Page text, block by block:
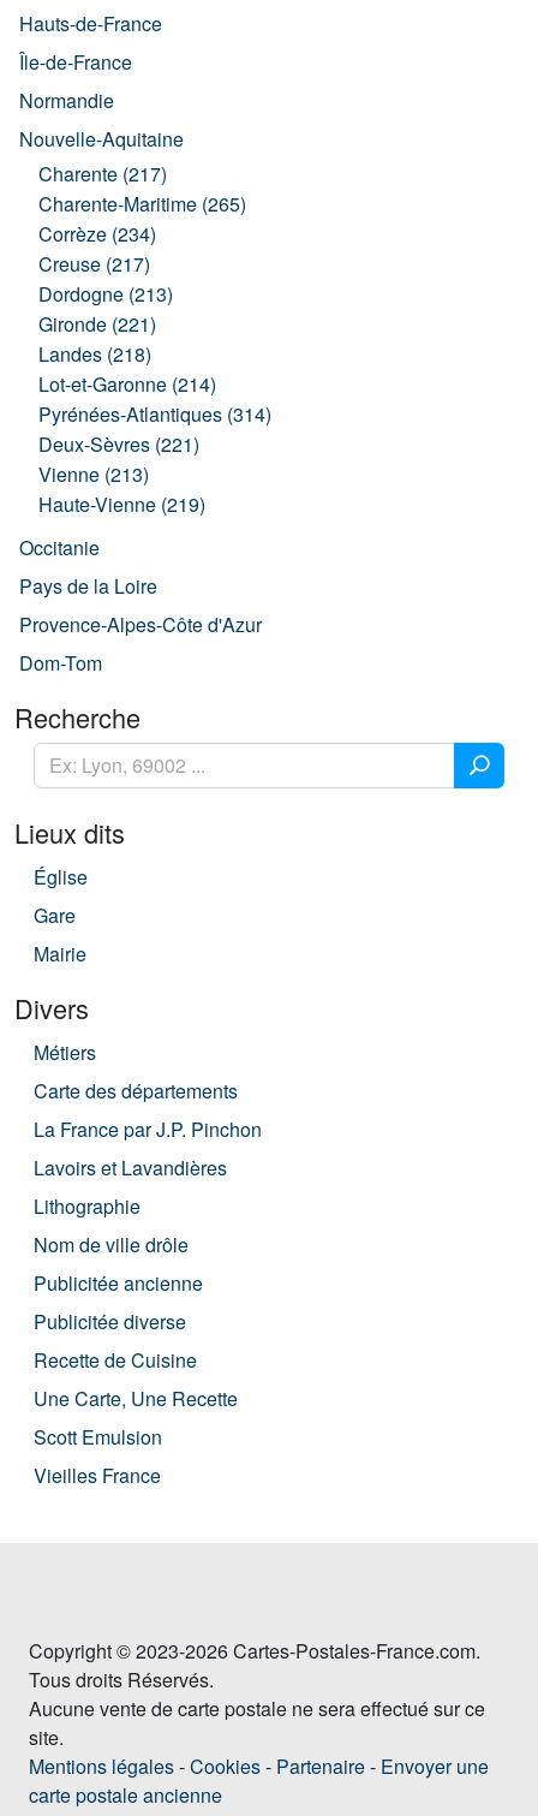
Hauts-de-France
Île-de-France
Normandie
Nouvelle-Aquitaine
Charente (217)
Charente-Maritime (265)
Corrèze (234)
Creuse (217)
Dordogne (213)
Gironde (221)
Landes (218)
Lot-et-Garonne (214)
Pyrénées-Atlantiques (314)
Deux-Sèvres (221)
Vienne (213)
Haute-Vienne (219)
Occitanie
Pays de la Loire
Provence-Alpes-Côte d'Azur
Dom-Tom
Recherche
Lieux dits
Église
Gare
Mairie
Divers
Métiers
Carte des départements
La France par J.P. Pinchon
Lavoirs et Lavandières
Lithographie
Nom de ville drôle
Publicitée ancienne
Publicitée diverse
Recette de Cuisine
Une Carte, Une Recette
Scott Emulsion
Vieilles France
Copyright © 2023-2026 Cartes-Postales-France.com.
Tous droits Réservés.
Aucune vente de carte postale ne sera effectué sur ce
site.
Mentions légales-Cookies- Partenaire- Envoyer une
carte postale ancienne